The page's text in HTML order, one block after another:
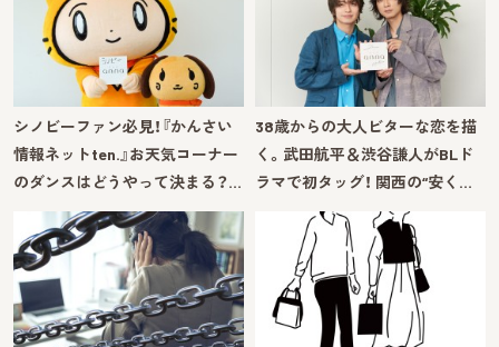
シノビーファン必見！『かんさい
情報ネットten.』お天気コーナー
のダンスはどうやって決まる？…
38歳からの大人ビターな恋を描
く。武田航平＆渋谷謙人がBLド
ラマで初タッグ！ 関西の“安く…